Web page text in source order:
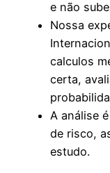
e não
Nossa
calculos
certa,
A análise
de risco,
estudo.